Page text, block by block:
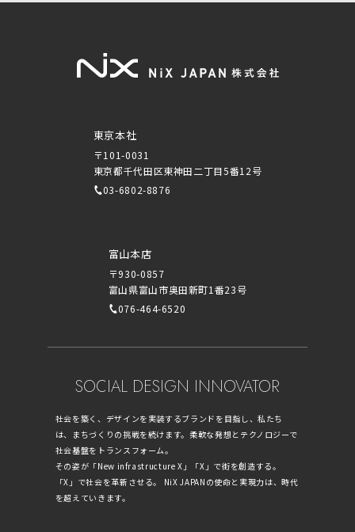
東京本社
〒101-0031
東京都千代田区東神田二丁目5番12号
03-6802-8876
富山本店
〒930-0857
富山県富山市奥田新町1番23号
076-464-6520
SOCIAL DESIGN INNOVATOR
社会を築く、デザインを実装するブランドを目指し、私たち
は、まちづくりの挑戦を続けます。柔軟な発想とテクノロジーで
社会基盤をトランスフォーム。
その姿が「New infrastructure X」「X」で街を創造する。
「X」で社会を革新させる。 NiX JAPANの使命と実現力は、時代
を超えていきます。